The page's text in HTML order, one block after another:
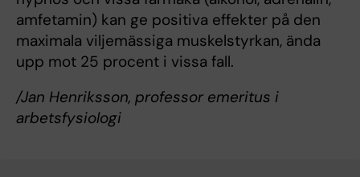
amfetamin) kan ge positiva effekter på den
maximala viljemässiga muskelstyrkan, ända
upp mot 25 procent i vissa fall.
/Jan Henriksson, professor emeritus i
arbetsfysiologi